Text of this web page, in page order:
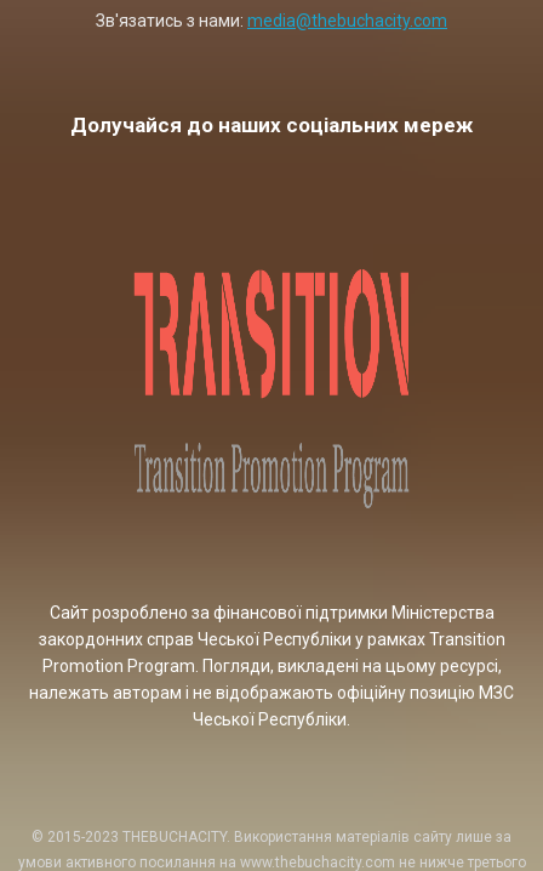
Зв'язатись з нами: media@thebuchacity.com
Долучайся до наших соціальних мереж
Сайт розроблено за фінансової підтримки Міністерства
закордонних справ Чеської Республіки у рамках Transition
Promotion Program. Погляди, викладені на цьому ресурсі,
належать авторам і не відображають офіційну позицію МЗС
Чеської Республіки.
© 2015-2023 THEBUCHACITY. Використання матеріалів сайту лише за
умови активного посилання на www.thebuchacity.com не нижче третього